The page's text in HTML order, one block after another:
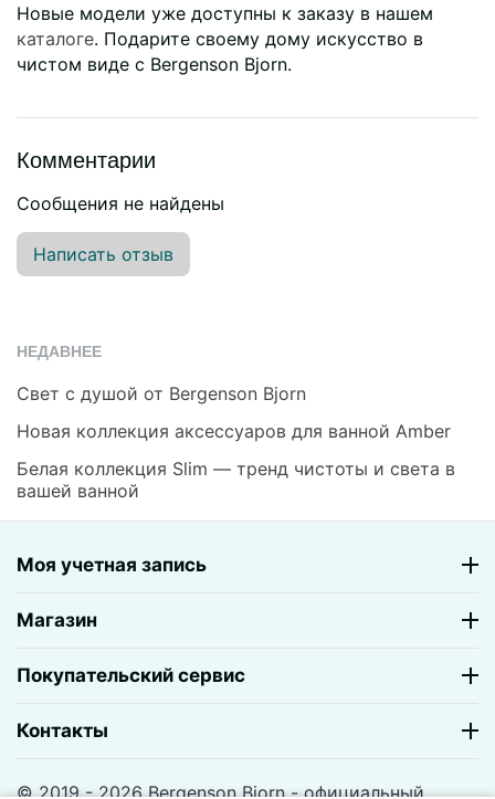
Новые модели уже доступны к заказу в нашем
каталоге. Подарите своему дому искусство в
чистом виде с Bergenson Bjorn.
Комментарии
Сообщения не найдены
Написать отзыв
НЕДАВНЕЕ
Свет с душой от Bergenson Bjorn
Новая коллекция аксессуаров для ванной Amber
Белая коллекция Slim — тренд чистоты и света в
вашей ванной
Моя учетная запись
Магазин
Покупательский сервис
Контакты
© 2019 - 2026 Bergenson Bjorn - официальный